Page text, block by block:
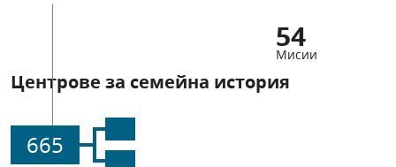
54
Мисии
Центрове за семейна история
665